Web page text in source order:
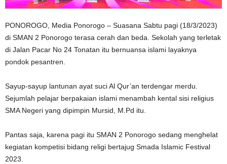
PONOROGO, Media Ponorogo – Suasana Sabtu pagi (18/3/2023)
di SMAN 2 Ponorogo terasa cerah dan beda. Sekolah yang terletak
di Jalan Pacar No 24 Tonatan itu bernuansa islami layaknya
pondok pesantren.
Sayup-sayup lantunan ayat suci Al Qur’an terdengar merdu.
Sejumlah pelajar berpakaian islami menambah kental sisi religius
SMA Negeri yang dipimpin Mursid, M.Pd itu.
Pantas saja, karena pagi itu SMAN 2 Ponorogo sedang menghelat
kegiatan kompetisi bidang religi bertajug Smada Islamic Festival
2023.